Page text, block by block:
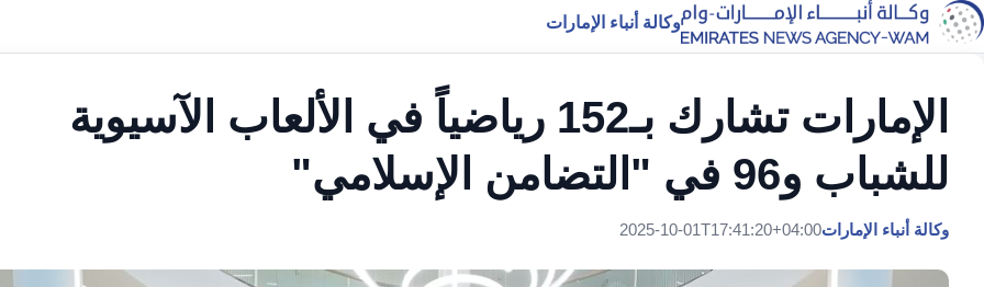
وكالة أنباء الإمارات
الإمارات تشارك بـ152 رياضياً في الألعاب الآسيوية
للشباب و96 في "التضامن الإسلامي"
وكالة أنباء الإمارات2025-10-01T17:41:20+04:00